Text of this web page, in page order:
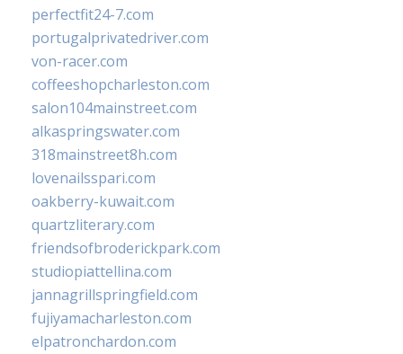
perfectfit24-7.com
portugalprivatedriver.com
von-racer.com
coffeeshopcharleston.com
salon104mainstreet.com
alkaspringswater.com
318mainstreet8h.com
lovenailsspari.com
oakberry-kuwait.com
quartzliterary.com
friendsofbroderickpark.com
studiopiattellina.com
jannagrillspringfield.com
fujiyamacharleston.com
elpatronchardon.com